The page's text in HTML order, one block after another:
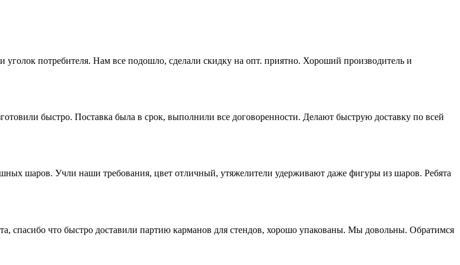
потребителя. Нам все подошло, сделали скидку на опт. приятно. Хороший производитель и
быстро. Поставка была в срок, выполнили все договоренности. Делают быструю доставку по всей
шаров. Учли наши требования, цвет отличный, утяжелители удерживают даже фигуры из шаров. Ребята
спасибо что быстро доставили партию карманов для стендов, хорошо упакованы. Мы довольны. Обратимся